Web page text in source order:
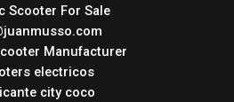
Scooter For Sale
Manufacturer
electricos
city coco